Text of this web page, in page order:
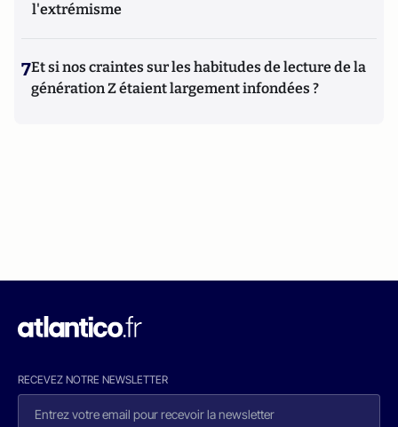
l'extrémisme
7Et si nos craintes sur les habitudes de lecture de la
génération Z étaient largement infondées ?
RECEVEZ NOTRE NEWSLETTER